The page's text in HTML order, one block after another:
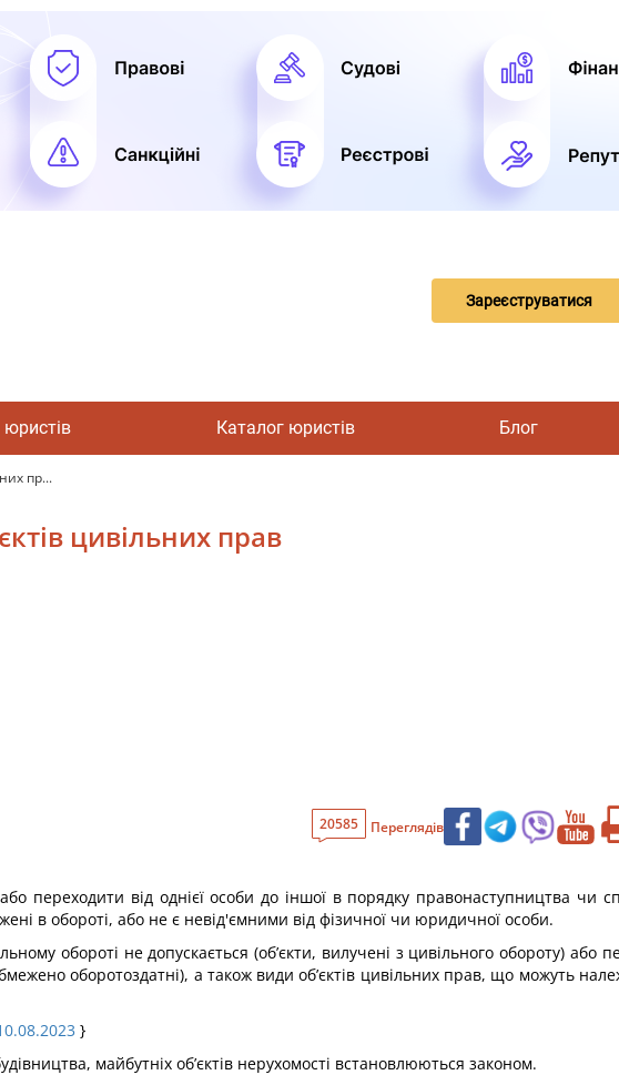
Зареєструватися
юристів Каталог юристів Блог
пр...
цивільних прав
20585 Переглядів
переходити від однієї особи до іншої в порядку правонаступництва чи
в обороті, або не є невід'ємними від фізичної чи юридичної особи.
обороті не допускається (об’єкти, вилучені з цивільного обороту) або
оборотоздатні), а також види об’єктів цивільних прав, що можуть
}
майбутніх об’єктів нерухомості встановлюються законом.